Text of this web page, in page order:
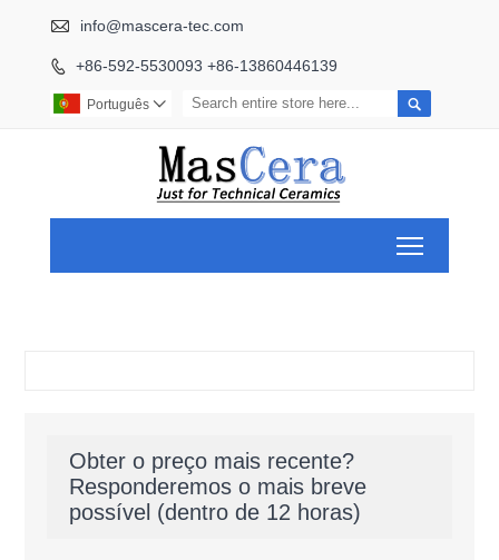
 info@mascera-tec.com
 +86-592-5530093 +86-13860446139

Português 
Obter o preço mais recente?
Responderemos o mais breve
possível (dentro de 12 horas)